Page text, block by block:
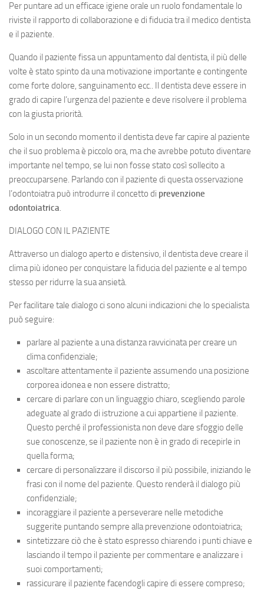
Per puntare ad un efficace igiene orale un ruolo fondamentale lo
riviste il rapporto di collaborazione e di fiducia tra il medico dentista
e il paziente.
Quando il paziente fissa un appuntamento dal dentista, il più delle
volte è stato spinto da una motivazione importante e contingente
come forte dolore, sanguinamento ecc.. Il dentista deve essere in
grado di capire l’urgenza del paziente e deve risolvere il problema
con la giusta priorità.
Solo in un secondo momento il dentista deve far capire al paziente
che il suo problema è piccolo ora, ma che avrebbe potuto diventare
importante nel tempo, se lui non fosse stato così sollecito a
preoccuparsene. Parlando con il paziente di questa osservazione
l’odontoiatra può introdurre il concetto di prevenzione
odontoiatrica.
DIALOGO CON IL PAZIENTE
Attraverso un dialogo aperto e distensivo, il dentista deve creare il
clima più idoneo per conquistare la fiducia del paziente e al tempo
stesso per ridurre la sua ansietà.
Per facilitare tale dialogo ci sono alcuni indicazioni che lo specialista
può seguire:
parlare al paziente a una distanza ravvicinata per creare un
clima confidenziale;
ascoltare attentamente il paziente assumendo una posizione
corporea idonea e non essere distratto;
cercare di parlare con un linguaggio chiaro, scegliendo parole
adeguate al grado di istruzione a cui appartiene il paziente.
Questo perché il professionista non deve dare sfoggio delle
sue conoscenze, se il paziente non è in grado di recepirle in
quella forma;
cercare di personalizzare il discorso il più possibile, iniziando le
frasi con il nome del paziente. Questo renderà il dialogo più
confidenziale;
incoraggiare il paziente a perseverare nelle metodiche
suggerite puntando sempre alla prevenzione odontoiatrica;
sintetizzare ciò che è stato espresso chiarendo i punti chiave e
lasciando il tempo il paziente per commentare e analizzare i
suoi comportamenti;
rassicurare il paziente facendogli capire di essere compreso;